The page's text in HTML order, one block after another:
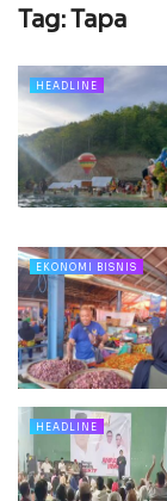
Tag:Tapa
HEADLINE
EKONOMI BISNIS
HEADLINE